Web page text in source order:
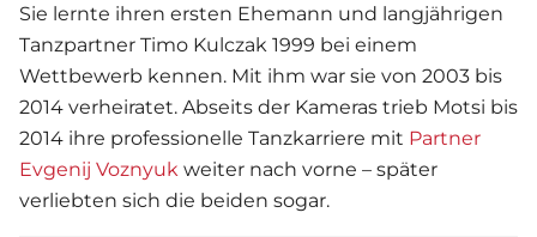
Sie lernte ihren ersten Ehemann und langjährigen
Tanzpartner Timo Kulczak 1999 bei einem
Wettbewerb kennen. Mit ihm war sie von 2003 bis
2014 verheiratet. Abseits der Kameras trieb Motsi bis
2014 ihre professionelle Tanzkarriere mit Partner
Evgenij Voznyuk weiter nach vorne – später
verliebten sich die beiden sogar.